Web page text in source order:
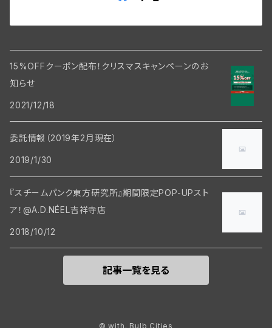
15%OFFクーポン配布！クリスマスキャンペーンのお
知らせ
2021/12/18
委託情報（2019年2月現在）
2019/1/30
『スチームパンク東方研究所』期間限定POP-UPスト
ア！@A.D.NÉEL吉祥寺店
2018/10/12
記事一覧を見る
© with. Bulb Cities